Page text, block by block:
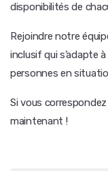
disponibilités de
Rejoindre notre
inclusif qui s’adapte
personnes en
Si vous
maintenant !